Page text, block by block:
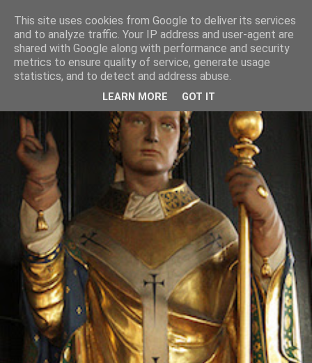
This site uses cookies from Google to deliver its services
and to analyze traffic. Your IP address and user-agent are
shared with Google along with performance and security
metrics to ensure quality of service, generate usage
statistics, and to detect and address abuse.
LEARN MORE GOT IT